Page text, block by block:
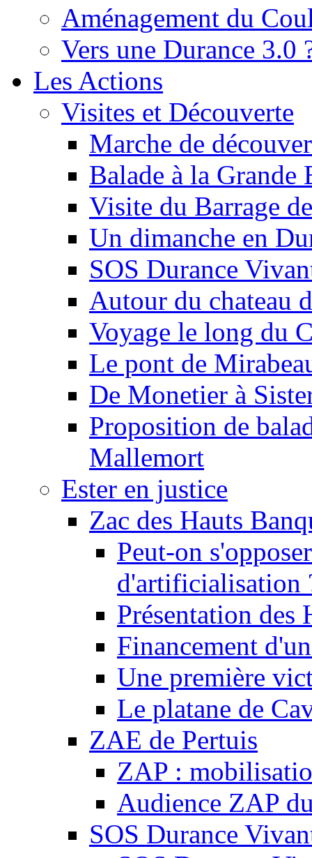
Aménagement du
Vers une Durance 3.0
Les Actions
Visites et Découverte
Marche de
Balade à la Grande
Visite du Barrage
Un dimanche en
SOS Durance
Autour du chateau
Voyage le long du
Le pont de
De Monetier à
Proposition de
Mallemort
Ester en justice
Zac des Hauts
Peut-on
d'artificialisation
Présentation des
Financement
Une première
Le platane de
ZAE de Pertuis
ZAP :
Audience ZAP
SOS Durance